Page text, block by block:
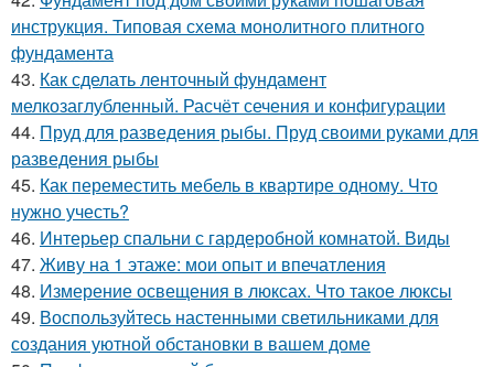
инструкция. Типовая схема монолитного плитного
фундамента
43. Как сделать ленточный фундамент
мелкозаглубленный. Расчёт сечения и конфигурации
44. Пруд для разведения рыбы. Пруд своими руками для
разведения рыбы
45. Как переместить мебель в квартире одному. Что
нужно учесть?
46. Интерьер спальни с гардеробной комнатой. Виды
47. Живу на 1 этаже: мои опыт и впечатления
48. Измерение освещения в люксах. Что такое люксы
49. Воспользуйтесь настенными светильниками для
создания уютной обстановки в вашем доме